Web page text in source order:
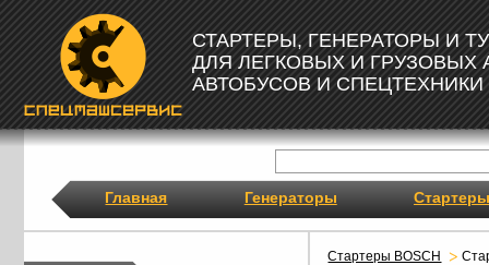
СТАРТЕРЫ, ГЕНЕРАТОРЫ И
ДЛЯ ЛЕГКОВЫХ И ГРУЗОВЫХ
АВТОБУСОВ И СПЕЦТЕХНИКИ
Главная Генераторы Стартеры
Стартеры BOSCH